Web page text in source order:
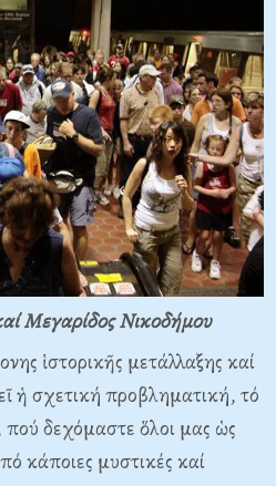
Μεγαρίδος Νικοδήμου
ἱστορικῆς μετάλλαξης καί
ἡ σχετική προβληματική, τό
δεχόμαστε ὅλοι μας ὡς
κάποιες μυστικές καί